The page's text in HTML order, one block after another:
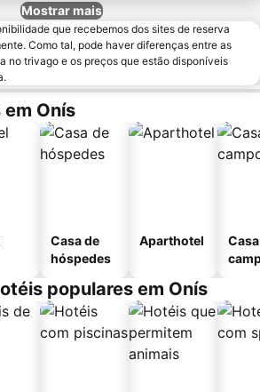
Mostrar mais
que recebemos dos sites de reserva
Como tal, pode haver diferenças entre as
no trivago e os preços que estão disponíveis
Onís
Casa de
hóspedes
Aparthotel
populares em Onís